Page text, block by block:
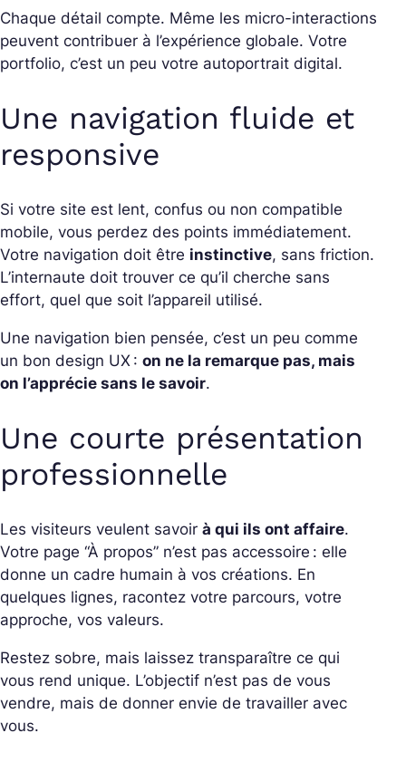
Chaque détail compte. Même les micro-interactions
peuvent contribuer à l’expérience globale. Votre
portfolio, c’est un peu votre autoportrait digital.
Une navigation fluide et
responsive
Si votre site est lent, confus ou non compatible
mobile, vous perdez des points immédiatement.
Votre navigation doit être instinctive, sans friction.
L’internaute doit trouver ce qu’il cherche sans
effort, quel que soit l’appareil utilisé.
Une navigation bien pensée, c’est un peu comme
un bon design UX : on ne la remarque pas, mais
on l’apprécie sans le savoir.
Une courte présentation
professionnelle
Les visiteurs veulent savoir à qui ils ont affaire.
Votre page “À propos” n’est pas accessoire : elle
donne un cadre humain à vos créations. En
quelques lignes, racontez votre parcours, votre
approche, vos valeurs.
Restez sobre, mais laissez transparaître ce qui
vous rend unique. L’objectif n’est pas de vous
vendre, mais de donner envie de travailler avec
vous.